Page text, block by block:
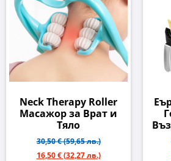
Neck Therapy Roller
Масажор за Врат и
Тяло
30,50 €(59,65 лв.)
16,50 €(32,27 лв.)